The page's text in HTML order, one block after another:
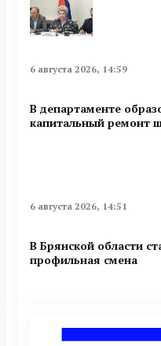
6 августа 2026, 14:59
В департаменте
капитальный ремонт
6 августа 2026, 14:51
В Брянской области
профильная смена